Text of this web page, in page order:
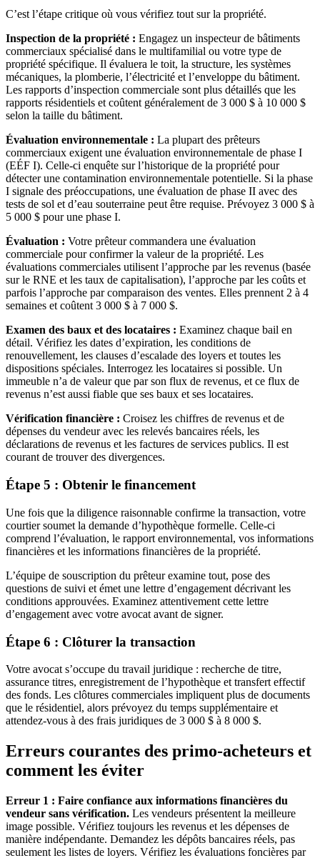
C’est l’étape critique où vous vérifiez tout sur la propriété.
Inspection de la propriété : Engagez un inspecteur de bâtiments
commerciaux spécialisé dans le multifamilial ou votre type de
propriété spécifique. Il évaluera le toit, la structure, les systèmes
mécaniques, la plomberie, l’électricité et l’enveloppe du bâtiment.
Les rapports d’inspection commerciale sont plus détaillés que les
rapports résidentiels et coûtent généralement de 3 000 $ à 10 000 $
selon la taille du bâtiment.
Évaluation environnementale : La plupart des prêteurs
commerciaux exigent une évaluation environnementale de phase I
(EÉF I). Celle-ci enquête sur l’historique de la propriété pour
détecter une contamination environnementale potentielle. Si la phase
I signale des préoccupations, une évaluation de phase II avec des
tests de sol et d’eau souterraine peut être requise. Prévoyez 3 000 $ à
5 000 $ pour une phase I.
Évaluation : Votre prêteur commandera une évaluation
commerciale pour confirmer la valeur de la propriété. Les
évaluations commerciales utilisent l’approche par les revenus (basée
sur le RNE et les taux de capitalisation), l’approche par les coûts et
parfois l’approche par comparaison des ventes. Elles prennent 2 à 4
semaines et coûtent 3 000 $ à 7 000 $.
Examen des baux et des locataires : Examinez chaque bail en
détail. Vérifiez les dates d’expiration, les conditions de
renouvellement, les clauses d’escalade des loyers et toutes les
dispositions spéciales. Interrogez les locataires si possible. Un
immeuble n’a de valeur que par son flux de revenus, et ce flux de
revenus n’est aussi fiable que ses baux et ses locataires.
Vérification financière : Croisez les chiffres de revenus et de
dépenses du vendeur avec les relevés bancaires réels, les
déclarations de revenus et les factures de services publics. Il est
courant de trouver des divergences.
Étape 5 : Obtenir le financement
Une fois que la diligence raisonnable confirme la transaction, votre
courtier soumet la demande d’hypothèque formelle. Celle-ci
comprend l’évaluation, le rapport environnemental, vos informations
financières et les informations financières de la propriété.
L’équipe de souscription du prêteur examine tout, pose des
questions de suivi et émet une lettre d’engagement décrivant les
conditions approuvées. Examinez attentivement cette lettre
d’engagement avec votre avocat avant de signer.
Étape 6 : Clôturer la transaction
Votre avocat s’occupe du travail juridique : recherche de titre,
assurance titres, enregistrement de l’hypothèque et transfert effectif
des fonds. Les clôtures commerciales impliquent plus de documents
que le résidentiel, alors prévoyez du temps supplémentaire et
attendez-vous à des frais juridiques de 3 000 $ à 8 000 $.
Erreurs courantes des primo-acheteurs et
comment les éviter
Erreur 1 : Faire confiance aux informations financières du
vendeur sans vérification. Les vendeurs présentent la meilleure
image possible. Vérifiez toujours les revenus et les dépenses de
manière indépendante. Demandez les dépôts bancaires réels, pas
seulement les listes de loyers. Vérifiez les évaluations foncières par